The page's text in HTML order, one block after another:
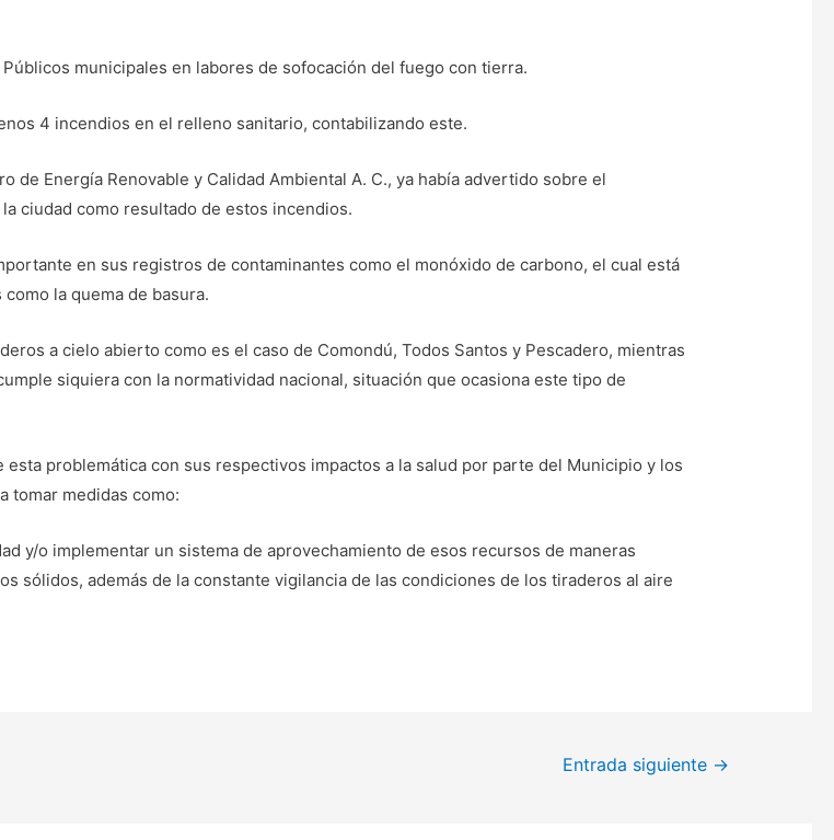
municipales en labores de sofocación del fuego con tierra.
4 incendios en el relleno sanitario, contabilizando este.
Energía Renovable y Calidad Ambiental A. C., ya había advertido sobre el
ciudad como resultado de estos incendios.
en sus registros de contaminantes como el monóxido de carbono, el cual está
la quema de basura.
a cielo abierto como es el caso de Comondú, Todos Santos y Pescadero, mientras
siquiera con la normatividad nacional, situación que ocasiona este tipo de
problemática con sus respectivos impactos a la salud por parte del Municipio y los
tomar medidas como:
y/o implementar un sistema de aprovechamiento de esos recursos de maneras
sólidos, además de la constante vigilancia de las condiciones de los tiraderos al aire
Entrada siguiente →